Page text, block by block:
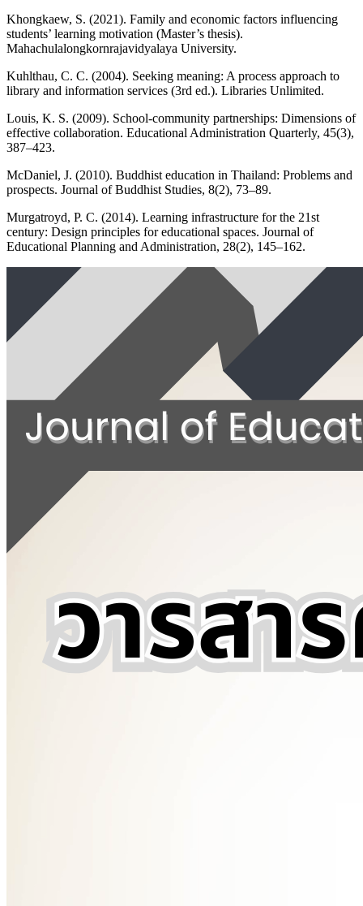
Khongkaew, S. (2021). Family and economic factors influencing
students’ learning motivation (Master’s thesis).
Mahachulalongkornrajavidyalaya University.
Kuhlthau, C. C. (2004). Seeking meaning: A process approach to
library and information services (3rd ed.). Libraries Unlimited.
Louis, K. S. (2009). School-community partnerships: Dimensions of
effective collaboration. Educational Administration Quarterly, 45(3),
387–423.
McDaniel, J. (2010). Buddhist education in Thailand: Problems and
prospects. Journal of Buddhist Studies, 8(2), 73–89.
Murgatroyd, P. C. (2014). Learning infrastructure for the 21st
century: Design principles for educational spaces. Journal of
Educational Planning and Administration, 28(2), 145–162.